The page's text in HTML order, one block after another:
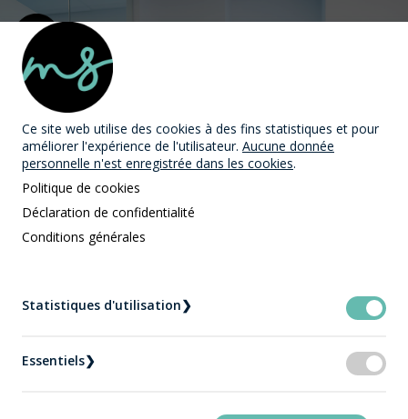
MAST Avocats
Droit criminel et pénal |
Ce site web utilise des cookies à des fins statistiques et pour
améliorer l'expérience de l'utilisateur. Aucune donnée
personnelle n'est enregistrée dans les cookies.
Politique de cookies
Déclaration de confidentialité
Conditions générales
Statistiques d'utilisation❯
Essentiels❯